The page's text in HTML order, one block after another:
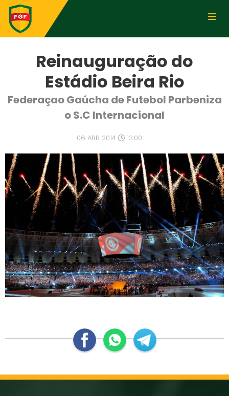
Reinauguração do
Estádio Beira Rio
Federaçao Gaúcha de Futebol Parbeniza
o S.C Internacional
06 ABR 2014 13:00